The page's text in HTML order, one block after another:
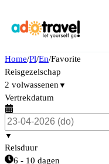
Home/Pl/En/Favorite
Reisgezelschap
2 volwassenen ▼
Vertrekdatum
▼
Reisduur
6 - 10 dagen